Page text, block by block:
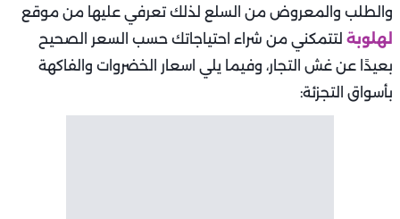
والطلب والمعروض من السلع لذلك تعرفي عليها من موقع
لهلوبة لتتمكني من شراء احتياجاتك حسب السعر الصحيح
بعيدًا عن غش التجار، وفيما يلي اسعار الخضروات والفاكهة
بأسواق التجزئة: